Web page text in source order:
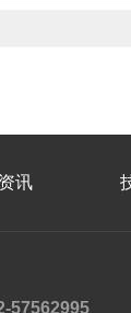
讯
57562995